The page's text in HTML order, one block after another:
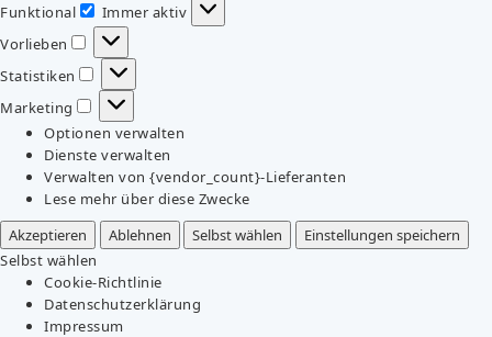
Funktional
Funktional
Immer aktiv
Vorlieben
Vorlieben
Statistiken
Statistiken
Marketing
Marketing
Optionen verwalten
Dienste verwalten
Verwalten von {vendor_count}-Lieferanten
Lese mehr über diese Zwecke
Akzeptieren
Ablehnen Selbst wählen
Einstellungen speichern
Selbst wählen
Cookie-Richtlinie
Datenschutzerklärung
Impressum